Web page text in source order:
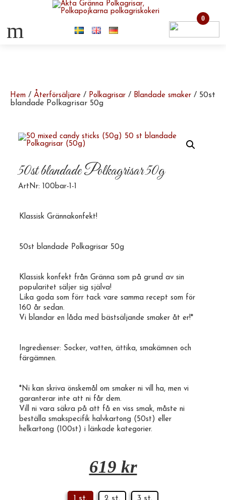
m 0
Hem / Återförsäljare / Polkagrisar / Blandade smaker / 50st
blandade Polkagrisar 50g
50st blandade Polkagrisar 50g
ArtNr: 100bar-1-1
Klassisk Grännakonfekt!
50st blandade Polkagrisar 50g
Klassisk konfekt från Gränna som på grund av sin
popularitet säljer sig själva!
Lika goda som förr tack vare samma recept som för
160 år sedan.
Vi blandar en låda med bästsäljande smaker åt er!*
Ingredienser: Socker, vatten, ättika, smakämnen och
färgämnen.
*Ni kan skriva önskemål om smaker ni vill ha, men vi
garanterar inte att ni får dem.
Vill ni vara säkra på att få en viss smak, måste ni
beställa smakspecifik halvkartong (50st) eller
helkartong (100st) i länkade kategorier.
619 kr